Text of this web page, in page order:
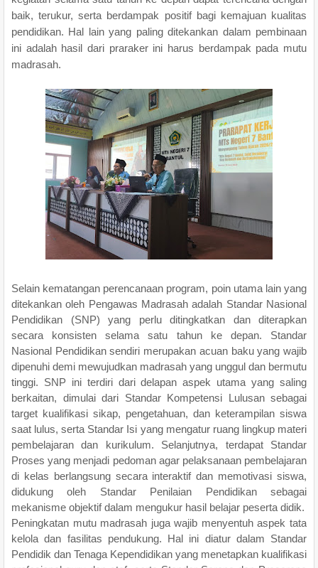
baik, terukur, serta berdampak positif bagi kemajuan kualitas
pendidikan. Hal lain yang paling ditekankan dalam pembinaan
ini adalah hasil dari praraker ini harus berdampak pada mutu
madrasah.
Selain kematangan perencanaan program, poin utama lain yang
ditekankan oleh Pengawas Madrasah adalah Standar Nasional
Pendidikan (SNP) yang perlu ditingkatkan dan diterapkan
secara konsisten selama satu tahun ke depan. Standar
Nasional Pendidikan sendiri merupakan acuan baku yang wajib
dipenuhi demi mewujudkan madrasah yang unggul dan bermutu
tinggi. SNP ini terdiri dari delapan aspek utama yang saling
berkaitan, dimulai dari Standar Kompetensi Lulusan sebagai
target kualifikasi sikap, pengetahuan, dan keterampilan siswa
saat lulus, serta Standar Isi yang mengatur ruang lingkup materi
pembelajaran dan kurikulum. Selanjutnya, terdapat Standar
Proses yang menjadi pedoman agar pelaksanaan pembelajaran
di kelas berlangsung secara interaktif dan memotivasi siswa,
didukung oleh Standar Penilaian Pendidikan sebagai
mekanisme objektif dalam mengukur hasil belajar peserta didik.
Peningkatan mutu madrasah juga wajib menyentuh aspek tata
kelola dan fasilitas pendukung. Hal ini diatur dalam Standar
Pendidik dan Tenaga Kependidikan yang menetapkan kualifikasi